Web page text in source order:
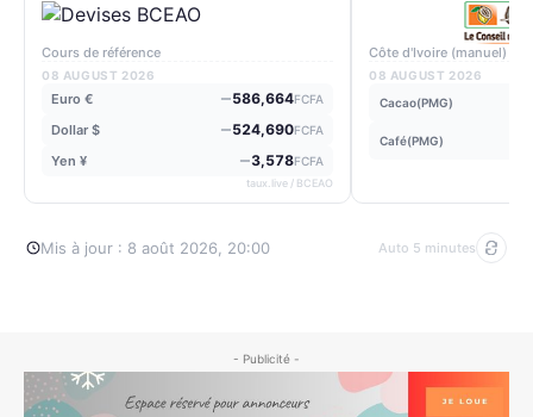
Cours de référence
08 AUGUST 2026
Euro € 586,664FCFA
Dollar $ 524,690FCFA
Yen ¥ 3,578FCFA
taux.live / BCEAO
Côte d'Ivoire (manuel)
08 AUGUST 2026
Cacao(PMG)
Café(PMG)
Mis à jour : 8 août 2026, 20:00 Auto 5 minutes
- Publicité -